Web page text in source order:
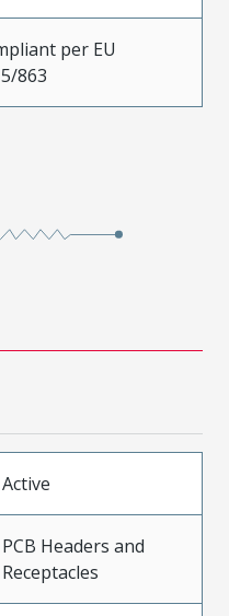
per EU
863
Active
PCB Headers and
Receptacles